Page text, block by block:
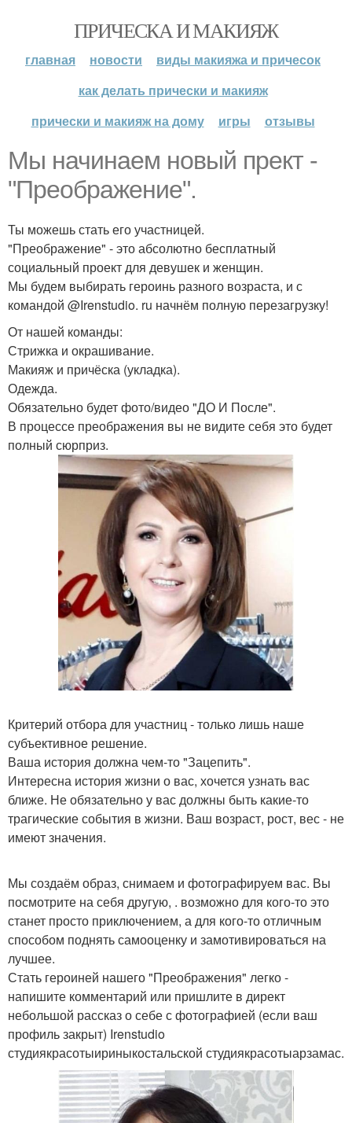
ПРИЧЕСКА И МАКИЯЖ
главная новости
виды макияжа и причесок
как делать прически и макияж
прически и макияж на дому
игры отзывы
Мы начинаем новый прект -
"Преображение".
Ты можешь стать его участницей.
"Преображение" - это абсолютно бесплатный
социальный проект для девушек и женщин.
Мы будем выбирать героинь разного возраста, и с
командой @Irenstudio. ru начнём полную перезагрузку!
От нашей команды:
Стрижка и окрашивание.
Макияж и причёска (укладка).
Одежда.
Обязательно будет фото/видео "ДО И После".
В процессе преображения вы не видите себя это будет
полный сюрприз.
Критерий отбора для участниц - только лишь наше
субъективное решение.
Ваша история должна чем-то "Зацепить".
Интересна история жизни о вас, хочется узнать вас
ближе. Не обязательно у вас должны быть какие-то
трагические события в жизни. Ваш возраст, рост, вес - не
имеют значения.
Мы создаём образ, снимаем и фотографируем вас. Вы
посмотрите на себя другую, . возможно для кого-то это
станет просто приключением, а для кого-то отличным
способом поднять самооценку и замотивироваться на
лучшее.
Стать героиней нашего "Преображения" легко -
напишите комментарий или пришлите в директ
небольшой рассказ о себе с фотографией (если ваш
профиль закрыт) Irenstudio
студиякрасотыириныкостальской студиякрасотыарзамас.